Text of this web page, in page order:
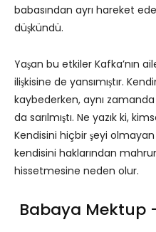
babasından ayrı hareket
düşkündü.
Yaşan bu etkiler Kafka’nın
ilişkisine de yansımıştır.
kaybederken, aynı zamanda
da sarılmıştı. Ne yazık ki,
Kendisini hiçbir şeyi
kendisini haklarından
hissetmesine neden olur.
Babaya Mektup